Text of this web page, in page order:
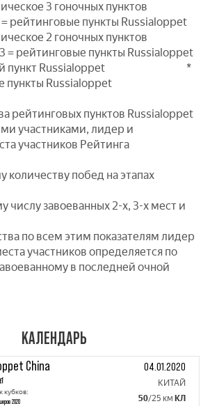
3 гоночных пунктов
рейтинговые пункты Russialoppet
2 гоночных пунктов
= рейтинговые пункты Russialoppet
пункт Russialoppet *
пункты Russialoppet
рейтинговых пунктов Russialoppet
участниками, лидер и
участников Рейтинга
количеству побед на этапах
числу завоеванных 2-х, 3-х мест и
по всем этим показателям лидер
участников определяется по
в последней очной
КАЛЕНДАРЬ
China
кубков:
2020
04.01.2020
КИТАЙ
50/25 км КЛ